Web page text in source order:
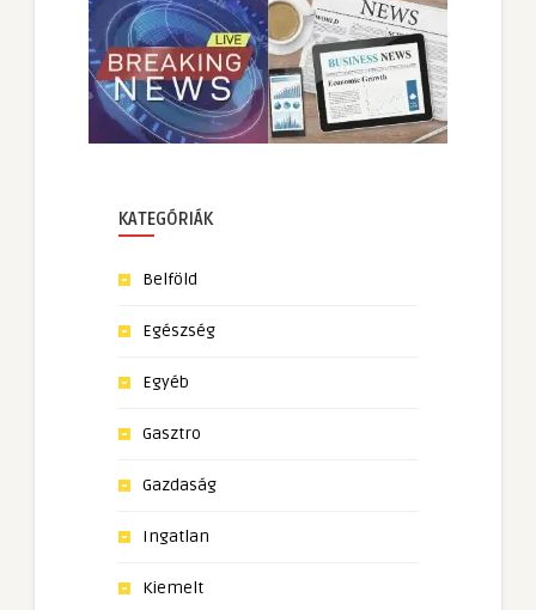
KATEGÓRIÁK
Belföld
Egészség
Egyéb
Gasztro
Gazdaság
Ingatlan
Kiemelt